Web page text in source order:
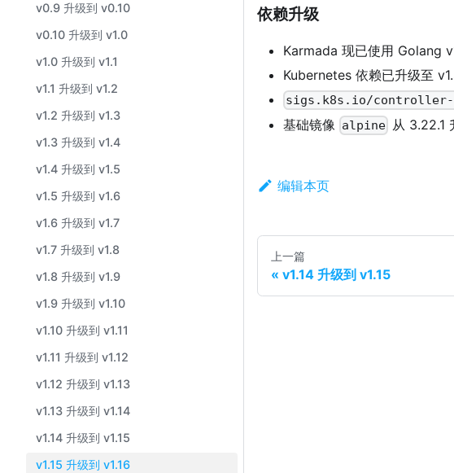
v0.9 升级到 v0.10
v0.10 升级到 v1.0
v1.0 升级到 v1.1
v1.1 升级到 v1.2
v1.2 升级到 v1.3
v1.3 升级到 v1.4
v1.4 升级到 v1.5
v1.5 升级到 v1.6
v1.6 升级到 v1.7
v1.7 升级到 v1.8
v1.8 升级到 v1.9
v1.9 升级到 v1.10
v1.10 升级到 v1.11
v1.11 升级到 v1.12
v1.12 升级到 v1.13
v1.13 升级到 v1.14
v1.14 升级到 v1.15
v1.15 升级到 v1.16
依赖升级
Karmada 现已使用 Golang
Kubernetes 依赖已升级至
sigs.k8s.io/controller-
基础镜像 alpine 从 3.22.1
编辑本页
上一篇
v1.14 升级到 v1.15